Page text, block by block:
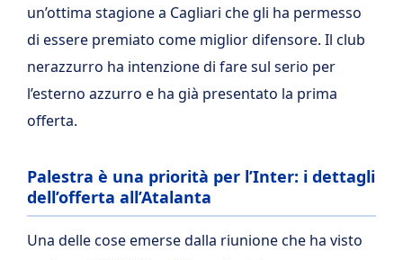
un’ottima stagione a Cagliari che gli ha permesso
di essere premiato come miglior difensore. Il club
nerazzurro ha intenzione di fare sul serio per
l’esterno azzurro e ha già presentato la prima
offerta.
Palestra è una priorità per l’Inter: i dettagli
dell’offerta all’Atalanta
Una delle cose emerse dalla riunione che ha visto